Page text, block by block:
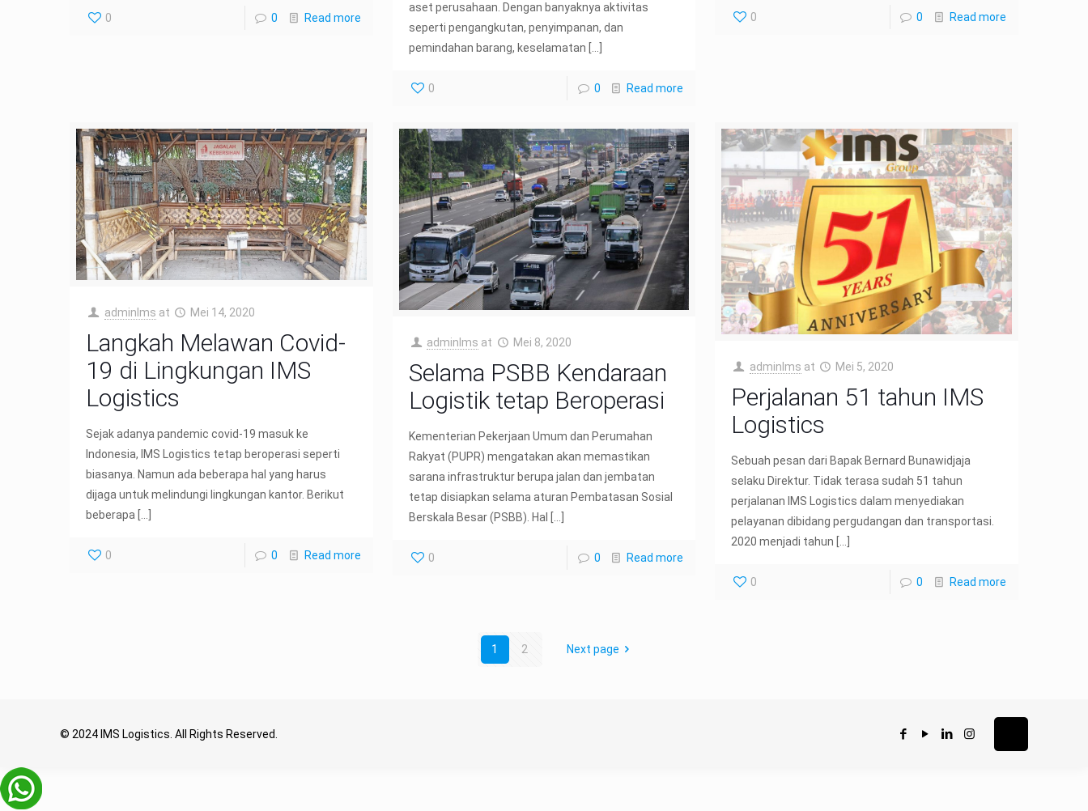
0 0 Read more
aset perusahaan. Dengan banyaknya aktivitas
seperti pengangkutan, penyimpanan, dan
pemindahan barang, keselamatan
0 0 Read more
0 0 Read more
adminIms at Mei 14, 2020
Langkah Melawan Covid-
19 di Lingkungan IMS
Logistics
Sejak adanya pandemic covid-19 masuk ke
Indonesia, IMS Logistics tetap beroperasi seperti
biasanya. Namun ada beberapa hal yang harus
dijaga untuk melindungi lingkungan kantor. Berikut
beberapa
0 0 Read more
adminIms at Mei 8, 2020
Selama PSBB Kendaraan
Logistik tetap Beroperasi
Kementerian Pekerjaan Umum dan Perumahan
Rakyat (PUPR) mengatakan akan memastikan
sarana infrastruktur berupa jalan dan jembatan
tetap disiapkan selama aturan Pembatasan Sosial
Berskala Besar (PSBB). Hal
0 0 Read more
adminIms at Mei 5, 2020
Perjalanan 51 tahun IMS
Logistics
Sebuah pesan dari Bapak Bernard Bunawidjaja
selaku Direktur. Tidak terasa sudah 51 tahun
perjalanan IMS Logistics dalam menyediakan
pelayanan dibidang pergudangan dan transportasi.
2020 menjadi tahun
0 0 Read more
1 2 Next page
© 2024 IMS Logistics. All Rights Reserved.